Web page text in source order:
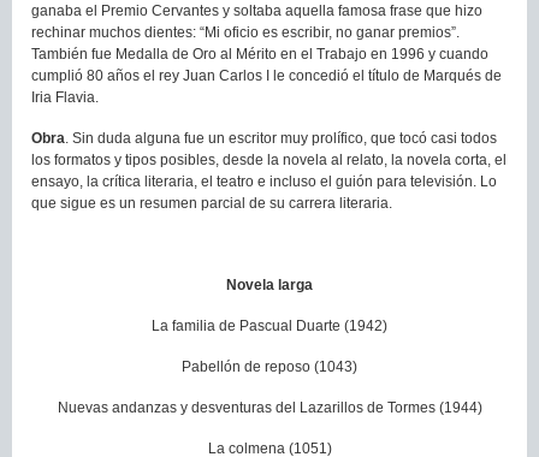
ganaba el Premio Cervantes y soltaba aquella famosa frase que hizo
rechinar muchos dientes: “Mi oficio es escribir, no ganar premios”.
También fue Medalla de Oro al Mérito en el Trabajo en 1996 y cuando
cumplió 80 años el rey Juan Carlos I le concedió el título de Marqués de
Iria Flavia.
Obra. Sin duda alguna fue un escritor muy prolífico, que tocó casi todos
los formatos y tipos posibles, desde la novela al relato, la novela corta, el
ensayo, la crítica literaria, el teatro e incluso el guión para televisión. Lo
que sigue es un resumen parcial de su carrera literaria.
Novela larga
La familia de Pascual Duarte (1942)
Pabellón de reposo (1043)
Nuevas andanzas y desventuras del Lazarillos de Tormes (1944)
La colmena (1051)